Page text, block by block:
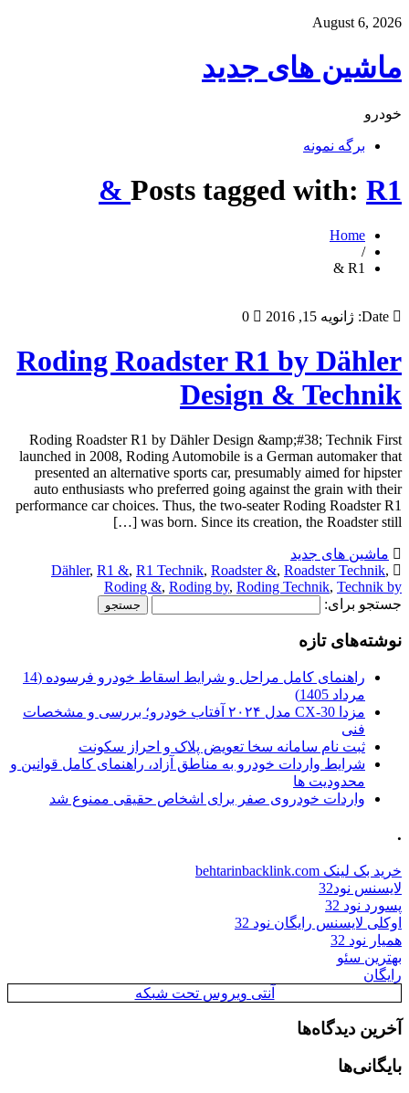
August 6, 2026
ماشین های جدید
خودرو
برگه نمونه
Posts tagged with: R1 &
Home
/
R1 &
Date: ژانویه 15, 2016 0
Roding Roadster R1 by Dähler
Design & Technik
Roding Roadster R1 by Dähler Design &amp;#38; Technik First
launched in 2008, Roding Automobile is a German automaker that
presented an alternative sports car, presumably aimed for hipster
auto enthusiasts who preferred going against the grain with their
performance car choices. Thus, the two-seater Roding Roadster R1
was born. Since its creation, the Roadster still […]
ماشین های جدید
Dähler, R1 &, R1 Technik, Roadster &, Roadster Technik,
Roding &, Roding by, Roding Technik, Technik by
جستجو برای:
نوشته‌های تازه
راهنمای کامل مراحل و شرایط اسقاط خودرو فرسوده (14
مرداد 1405)
مزدا CX-30 مدل ۲۰۲۴ آفتاب خودرو؛ بررسی و مشخصات
فنی
ثبت نام سامانه سخا تعویض پلاک و احراز سکونت
شرایط واردات خودرو به مناطق آزاد، راهنمای کامل قوانین و
محدودیت ها
واردات خودروی صفر برای اشخاص حقیقی ممنوع شد
.
خرید بک لینک behtarinbacklink.com
لایسنس نود32
پسورد نود 32
اوکلی لایسنس رایگان نود 32
همیار نود 32
بهترین سئو
رایگان
آنتی ویروس تحت شبکه
آخرین دیدگاه‌ها
بایگانی‌ها